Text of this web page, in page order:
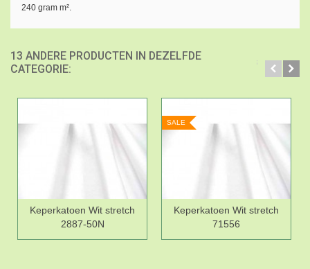
240 gram m².
13 ANDERE PRODUCTEN IN DEZELFDE
CATEGORIE:
Keperkatoen Wit stretch
2887-50N
SALE
Keperkatoen Wit stretch
71556